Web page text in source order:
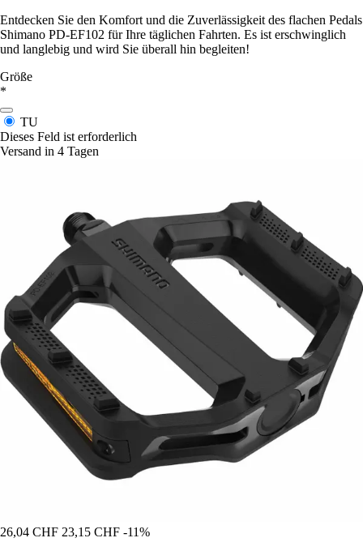
Entdecken Sie den Komfort und die Zuverlässigkeit des flachen Pedals
Shimano PD-EF102 für Ihre täglichen Fahrten. Es ist erschwinglich
und langlebig und wird Sie überall hin begleiten!
Größe
*
TU
Dieses Feld ist erforderlich
Versand in 4 Tagen
26,04 CHF 23,15 CHF -11%